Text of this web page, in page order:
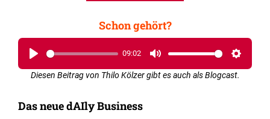
Schon gehört?
Play
09:02
Mute
Diesen Beitrag von Thilo Kölzer gibt es auch als Blogcast.
Das neue dAIly Business